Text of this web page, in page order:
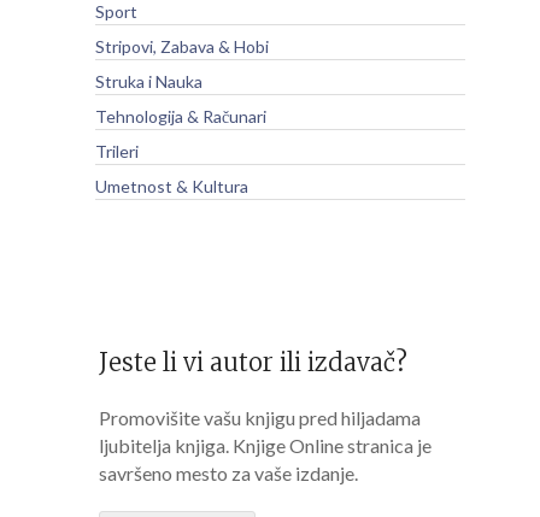
Sport
Stripovi, Zabava & Hobi
Struka i Nauka
Tehnologija & Računari
Trileri
Umetnost & Kultura
Jeste li vi autor ili izdavač?
Promovišite vašu knjigu pred hiljadama
ljubitelja knjiga. Knjige Online stranica je
savršeno mesto za vaše izdanje.